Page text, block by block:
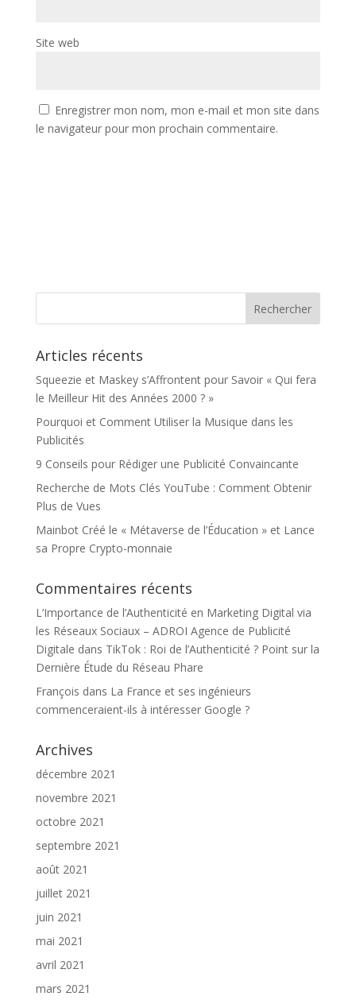
Site web
Enregistrer mon nom, mon e-mail et mon site dans
le navigateur pour mon prochain commentaire.
Articles récents
Squeezie et Maskey s’Affrontent pour Savoir « Qui fera
le Meilleur Hit des Années 2000 ? »
Pourquoi et Comment Utiliser la Musique dans les
Publicités
9 Conseils pour Rédiger une Publicité Convaincante
Recherche de Mots Clés YouTube : Comment Obtenir
Plus de Vues
Mainbot Créé le « Métaverse de l’Éducation » et Lance
sa Propre Crypto-monnaie
Commentaires récents
L’Importance de l’Authenticité en Marketing Digital via
les Réseaux Sociaux – ADROI Agence de Publicité
Digitale dans TikTok : Roi de l’Authenticité ? Point sur la
Dernière Étude du Réseau Phare
François dans La France et ses ingénieurs
commenceraient-ils à intéresser Google ?
Archives
décembre 2021
novembre 2021
octobre 2021
septembre 2021
août 2021
juillet 2021
juin 2021
mai 2021
avril 2021
mars 2021